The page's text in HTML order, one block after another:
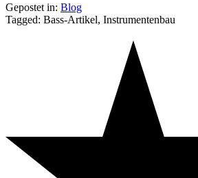
Gepostet in: Blog
Tagged: Bass-Artikel, Instrumentenbau